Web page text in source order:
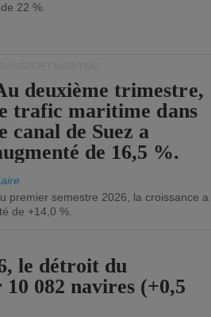
de 22 %.
deuxième trimestre,
trafic maritime dans
canal de Suez a
de 16,5 %.
premier semestre 2026, la croissance a
de +14,0 %.
le détroit du
082 navires (+0,5